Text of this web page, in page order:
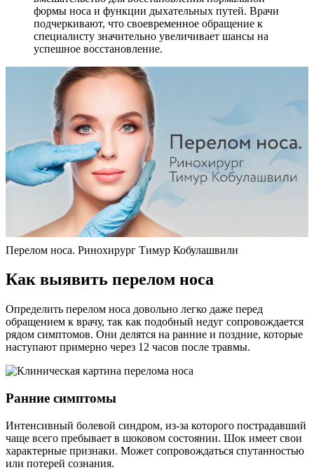
формы носа и функции дыхательных путей. Врачи
подчеркивают, что своевременное обращение к
специалисту значительно увеличивает шансы на
успешное восстановление.
Перелом носа. Ринохирург Тимур Кобулашвили
Как выявить перелом носа
Определить перелом носа довольно легко даже перед
обращением к врачу, так как подобный недуг сопровождается
рядом симптомов. Они делятся на ранние и поздние, которые
наступают примерно через 12 часов после травмы.
Ранние симптомы
Интенсивный болевой синдром, из-за которого пострадавший
чаще всего пребывает в шоковом состоянии. Шок имеет свои
характерные признаки. Может сопровождаться спутанностью
или потерей сознания.